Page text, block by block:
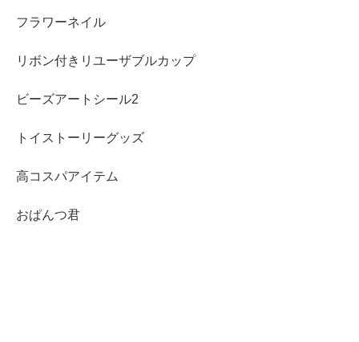
フラワーネイル
リボン付きリユーザブルカップ
ビーズアートシール2
トイストーリーグッズ
高コスパアイテム
おぱんつ君